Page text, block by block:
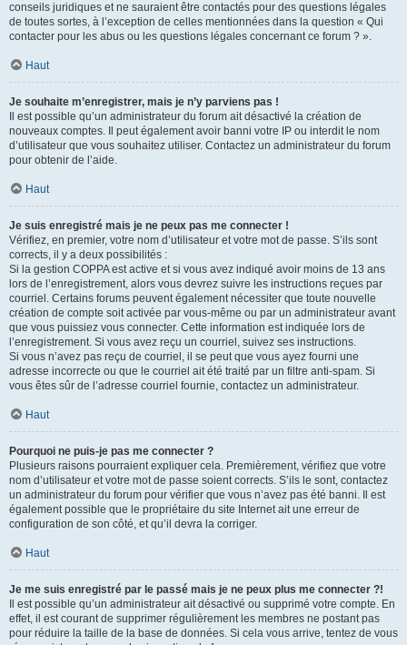
conseils juridiques et ne sauraient être contactés pour des questions légales
de toutes sortes, à l’exception de celles mentionnées dans la question « Qui
contacter pour les abus ou les questions légales concernant ce forum ? ».
Haut
Je souhaite m’enregistrer, mais je n’y parviens pas !
Il est possible qu’un administrateur du forum ait désactivé la création de
nouveaux comptes. Il peut également avoir banni votre IP ou interdit le nom
d’utilisateur que vous souhaitez utiliser. Contactez un administrateur du forum
pour obtenir de l’aide.
Haut
Je suis enregistré mais je ne peux pas me connecter !
Vérifiez, en premier, votre nom d’utilisateur et votre mot de passe. S’ils sont
corrects, il y a deux possibilités :
Si la gestion COPPA est active et si vous avez indiqué avoir moins de 13 ans
lors de l’enregistrement, alors vous devrez suivre les instructions reçues par
courriel. Certains forums peuvent également nécessiter que toute nouvelle
création de compte soit activée par vous-même ou par un administrateur avant
que vous puissiez vous connecter. Cette information est indiquée lors de
l’enregistrement. Si vous avez reçu un courriel, suivez ses instructions.
Si vous n’avez pas reçu de courriel, il se peut que vous ayez fourni une
adresse incorrecte ou que le courriel ait été traité par un filtre anti-spam. Si
vous êtes sûr de l’adresse courriel fournie, contactez un administrateur.
Haut
Pourquoi ne puis-je pas me connecter ?
Plusieurs raisons pourraient expliquer cela. Premièrement, vérifiez que votre
nom d’utilisateur et votre mot de passe soient corrects. S’ils le sont, contactez
un administrateur du forum pour vérifier que vous n’avez pas été banni. Il est
également possible que le propriétaire du site Internet ait une erreur de
configuration de son côté, et qu’il devra la corriger.
Haut
Je me suis enregistré par le passé mais je ne peux plus me connecter ?!
Il est possible qu’un administrateur ait désactivé ou supprimé votre compte. En
effet, il est courant de supprimer régulièrement les membres ne postant pas
pour réduire la taille de la base de données. Si cela vous arrive, tentez de vous